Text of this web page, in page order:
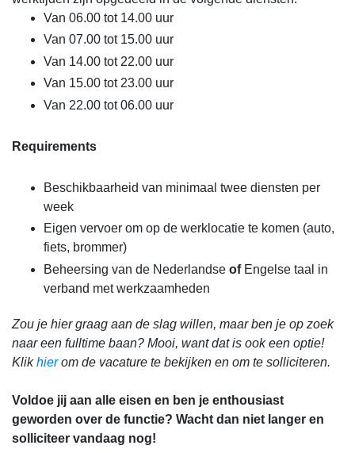
Van 06.00 tot 14.00 uur
Van 07.00 tot 15.00 uur
Van 14.00 tot 22.00 uur
Van 15.00 tot 23.00 uur
Van 22.00 tot 06.00 uur
Requirements
Beschikbaarheid van minimaal twee diensten per
week
Eigen vervoer om op de werklocatie te komen (auto,
fiets, brommer)
Beheersing van de Nederlandse ofEngelse taal in
verband met werkzaamheden
Zou je hier graag aan de slag willen, maar ben je op zoek
naar een fulltime baan? Mooi, want dat is ook een optie!
Klikhierom de vacature te bekijken en om te solliciteren.
Voldoe jij aan alle eisen en ben je enthousiast
geworden over de functie? Wacht dan niet langer en
solliciteer vandaag nog!